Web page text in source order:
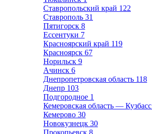
Ставропольский край 122
Ставрополь 31
Пятигорск 8
Ессентуки 7
Красноярский край 119
Красноярск 67
Норильск 9
Ачинск 6
Днепропетровская область 118
Днепр 103
Подгородное 1
Кемеровская область — Кузбасс
Кемерово 30
Новокузнецк 30
Прокопьевск 8